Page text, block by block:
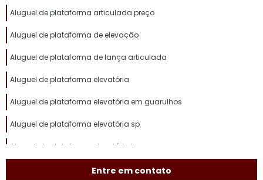
Aluguel de plataforma articulada preço
Aluguel de plataforma de elevação
Aluguel de plataforma de lança articulada
Aluguel de plataforma elevatória
Aluguel de plataforma elevatória em guarulhos
Aluguel de plataforma elevatória sp
Aluguel de plataforma elevatória tesoura
Aluguel de plataforma pantográfica
Entre em contato